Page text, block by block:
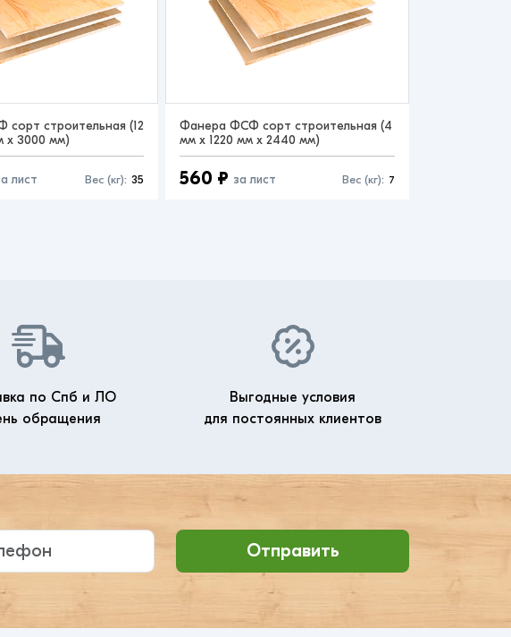
строительная (12
x 3000 мм)
лист Вес (кг): 35
Фанера ФСФ сорт строительная (4
мм x 1220 мм x 2440 мм)
560 ₽ за лист Вес (кг): 7
по Спб и ЛО
обращения
Выгодные условия
для постоянных клиентов
Отправить